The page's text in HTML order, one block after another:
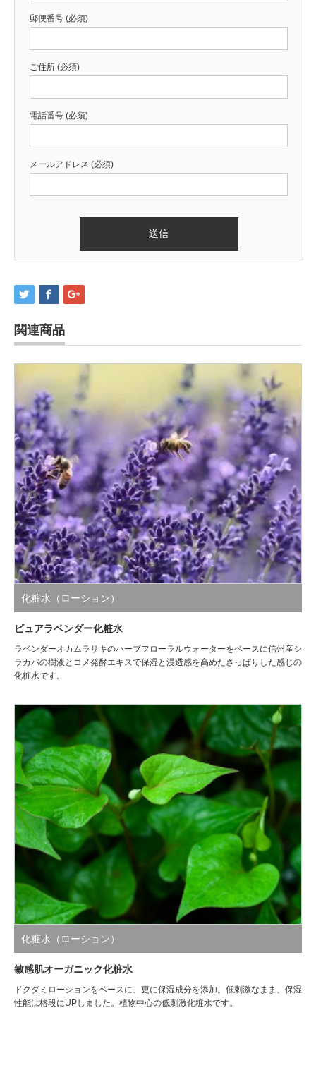
郵便番号 (必須)
ご住所 (必須)
電話番号 (必須)
メールアドレス (必須)
関連商品
化粧水（ローション）
ピュアラベンダー化粧水
ラベンダーオカムラサキのハーブフローラルウォーターをベースに信州産シ
ラカバの樹液とコメ発酵エキスで保湿と浸透感を高めたさっぱりした感じの
化粧水です。
化粧水（ローション）
敏感肌オーガニック化粧水
ドクダミローションをベースに、更に保湿成分を添加。低刺激なまま、保湿
性能は格段にUPしました。植物中心の低刺激化粧水です。